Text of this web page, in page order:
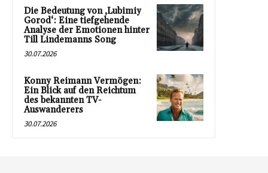
Die Bedeutung von ‚Lubimiy
Gorod‘: Eine tiefgehende
Analyse der Emotionen hinter
Till Lindemanns Song
30.07.2026
Konny Reimann Vermögen:
Ein Blick auf den Reichtum
des bekannten TV-
Auswanderers
30.07.2026